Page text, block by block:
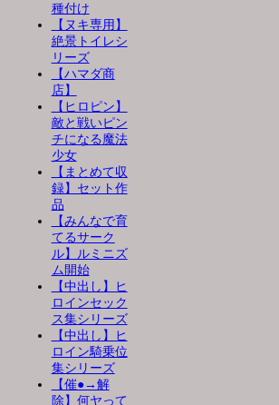
種付け
【ヌキ専用】
絶景トイレシ
リーズ
【ハマダ商
店】
【ヒロピン】
敵と戦いピン
チになる魔法
少女
【まとめて収
録】セット作
品
【みんなで育
てるサーク
ル】ルミニズ
ム開始
【中出し】ヒ
ロインセック
ス集シリーズ
【中出し】ヒ
ロイン騎乗位
集シリーズ
【催●→解
除】何ヤって